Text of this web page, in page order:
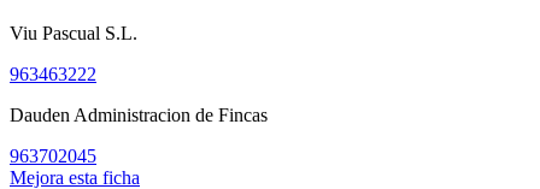
Viu Pascual S.L.
963463222
Dauden Administracion de Fincas
963702045
Mejora esta ficha